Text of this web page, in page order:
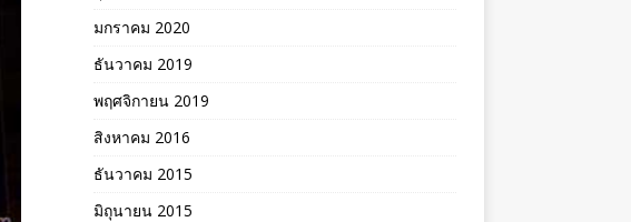
มกราคม 2020
ธันวาคม 2019
พฤศจิกายน 2019
สิงหาคม 2016
ธันวาคม 2015
มิถุนายน 2015